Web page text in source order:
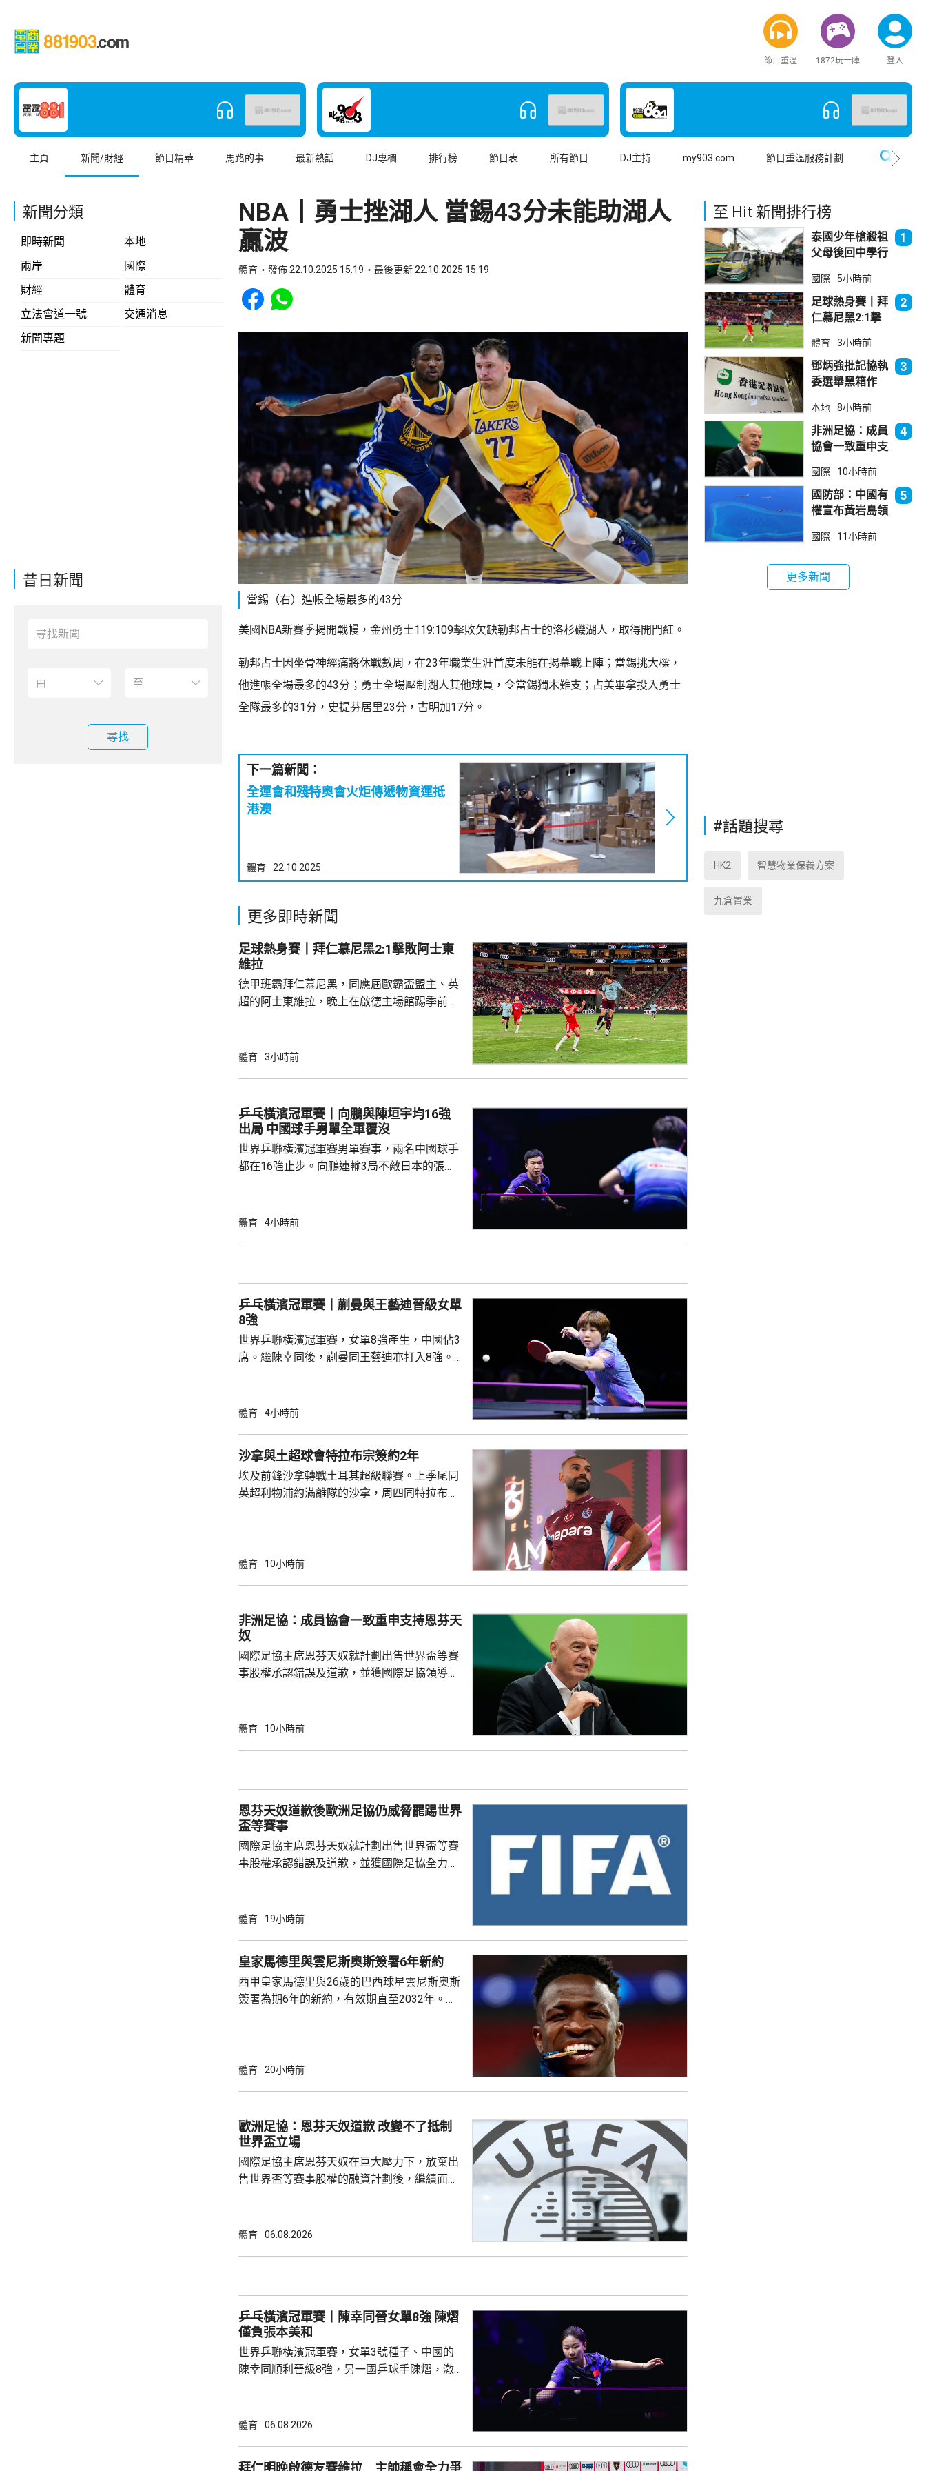
節目重溫 1872玩一陣 登入
主頁 新聞/財經 節目精華 馬路的事 最新熱話 DJ專欄 排行榜 節目表 所有節目 DJ主持 my903.com 節目重溫服務計劃
新聞分類
即時新聞
本地
兩岸
國際
財經
體育
立法會道一號
交通消息
新聞專題
昔日新聞
尋找
NBA丨勇士挫湖人 當錫43分未能助湖人
贏波
體育 發佈 22.10.2025 15:19 最後更新 22.10.2025 15:19
Share to Facebook
Share to WhatsApp
當錫（右）進帳全場最多的43分
美國NBA新賽季揭開戰幔，金州勇土119:109擊敗欠缺勒邦占士的洛杉磯湖人，取得開門紅。
勒邦占士因坐骨神經痛將休戰數周，在23年職業生涯首度未能在揭幕戰上陣；當錫挑大樑，
他進帳全場最多的43分；勇士全場壓制湖人其他球員，令當錫獨木難支；占美畢拿投入勇士
全隊最多的31分，史提芬居里23分，古明加17分。
下一篇新聞：
全運會和殘特奧會火炬傳遞物資運抵
港澳
體育 22.10.2025
更多即時新聞
足球熱身賽丨拜仁慕尼黑2:1擊敗阿士東
維拉
德甲班霸拜仁慕尼黑，同應屆歐霸盃盟主、英
超的阿士東維拉，晚上在啟德主場館踢季前熱
射，貼柱出底線，之後阿歷山大柏夫洛域在禁
路開出罰球，由南韓後衛金玟哉頂入，打破僵
局。維拉上半場未見具威脅的組織及攻門。 下
體育 3小時前
乒乓橫濱冠軍賽丨向鵬與陳垣宇均16強
出局 中國球手男單全軍覆沒
世界乒聯橫濱冠軍賽男單賽事，兩名中國球手
都在16強止步。向鵬連輸3局不敵日本的張本
球手，全軍覆沒。 法國的艾歷斯勒布倫，先失
晙誠。至於張禹珍就會硬撼頭號種子松島輝
空。
體育 4小時前
乒乓橫濱冠軍賽丨蒯曼與王藝迪晉級女單
8強
世界乒聯橫濱冠軍賽，女單8強產生，中國佔3
席。繼陳幸同後，蒯曼同王藝迪亦打入8強。
11:6，將與日本的早日希娜爭入4強。早日希
「刁時」輸14:16，但之後表現漸入佳境，連
贏11:8、11:5及11:8反勝，8強會遇...
體育 4小時前
沙拿與土超球會特拉布宗簽約2年
埃及前鋒沙拿轉戰土耳其超級聯賽。上季尾同
英超利物浦約滿離隊的沙拿，周四同特拉布宗
加盟是希望為特拉布宗奪取錦標及榮譽。 特拉
另加每個球季的附加獎金。
體育 10小時前
非洲足協：成員協會一致重申支持恩芬天
奴
國際足協主席恩芬天奴就計劃出售世界盃等賽
事股權承認錯誤及道歉，並獲國際足協領導層
非洲足球的支持。主席莫特塞佩表示，歡迎國
申，對恩芬天奴擔任國際足協主席已失去信
心，只要他繼續留任，將抵制未來的世界盃...
體育 10小時前
恩芬天奴道歉後歐洲足協仍威脅罷踢世界
盃等賽事
國際足協主席恩芬天奴就計劃出售世界盃等賽
事股權承認錯誤及道歉，並獲國際足協全力支
確條件，第一是撤回出售賽事股權的提議，第
芬天奴擔任國際足協主席失去信心。國際職業
足球員協會則指責恩芬天奴嚴重濫用職權。
體育 19小時前
皇家馬德里與雲尼斯奧斯簽署6年新約
西甲皇家馬德里與26歲的巴西球星雲尼斯奧斯
簽署為期6年的新約，有效期直至2032年。雙
法林明高轉投皇馬，先後上陣375場賽事，入
雲尼斯奧斯是隊會歷史上最成功時期之一的關
鍵球員。
體育 20小時前
歐洲足協：恩芬天奴道歉 改變不了抵制
世界盃立場
國際足協主席恩芬天奴在巨大壓力下，放棄出
售世界盃等賽事股權的融資計劃後，繼績面臨
歉；國際足協會後發聲明，重申全力支持恩芬
恩芬天奴作出道歉，改變不了他們抵制世界盃
等國際足協相關賽事的立場，他們對恩芬...
體育 06.08.2026
乒乓橫濱冠軍賽丨陳幸同晉女單8強 陳熠
僅負張本美和
世界乒聯橫濱冠軍賽，女單3號種子、中國的
陳幸同順利晉級8強，另一國乒球手陳熠，激
全場控制大局下，以直落3局11:8、11:2及11:2
體育 06.08.2026
拜仁明晚啟德友賽維拉 主帥稱會全力爭
至 Hit 新聞排行榜
泰國少年槍殺祖
父母後回中學行
死23傷
1
國際 5小時前
足球熱身賽丨拜
仁慕尼黑2:1擊
2
體育 3小時前
鄧炳強批記協執
委選舉黑箱作
國安一定「釘死
你」
3
本地 8小時前
非洲足協：成員
協會一致重申支
4
國際 10小時前
國防部：中國有
權宣布黃岩島領
犯主權
5
國際 11小時前
更多新聞
#話題搜尋
HK2 智慧物業保養方案
九倉置業